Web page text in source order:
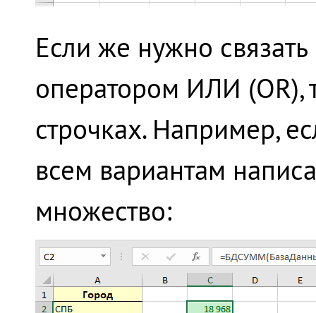
Если же нужно
оператором ИЛИ (OR),
строчках. Например,
всем вариантам
множество: